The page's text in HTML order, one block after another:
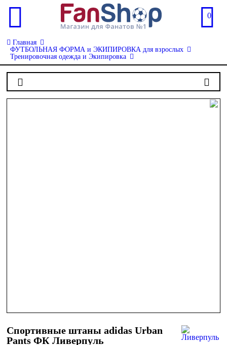
0
Главная
ФУТБОЛЬНАЯ ФОРМА и ЭКИПИРОВКА для взрослых
Тренировочная одежда и Экипировка
Спортивные штаны adidas Urban
Pants ФК Ливерпуль